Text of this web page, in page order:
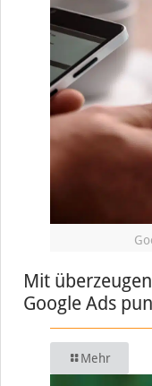
Mit
Google Ads
Mehr